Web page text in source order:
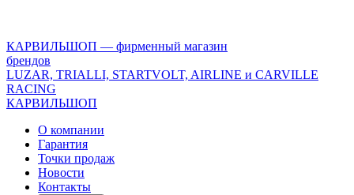
version="1.0"
encoding="utf-
8"?
>
КАРВИЛЬШОП — фирменный магазин
брендов
LUZAR, TRIALLI, STARTVOLT, AIRLINE и CARVILLE
RACING
КАРВИЛЬШОП
О компании
Гарантия
Точки продаж
Новости
Контакты